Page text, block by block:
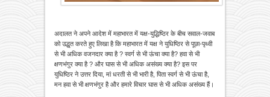
अदालत ने अपने आदेश में महाभारत में यक्ष-युद्धिष्ठिर के बीच सवाल-जवाब
को उद्धृत करते हुए लिखा है कि महाभारत में यक्ष ने युधिष्ठिर से पूछा-पृथ्वी
से भी अधिक वजनदार क्या है ? स्वर्ग से भी ऊंचा क्या है? हवा से भी
क्षणभंगुर क्या है ? और घास से भी अधिक असंख्य क्या है? इस पर
युधिष्ठिर ने उत्तर दिया, मां धरती से भी भारी है, पिता स्वर्ग से भी ऊंचा है,
मन हवा से भी क्षणभंगुर है और हमारे विचार घास से भी अधिक असंख्य हैं।